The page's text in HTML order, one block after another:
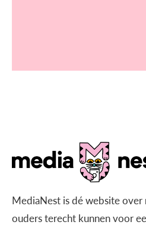
MediaNest is dé website
ouders terecht kunnen voor